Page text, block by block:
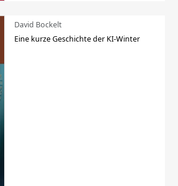
David Bockelt
Eine kurze Geschichte der KI-Winter